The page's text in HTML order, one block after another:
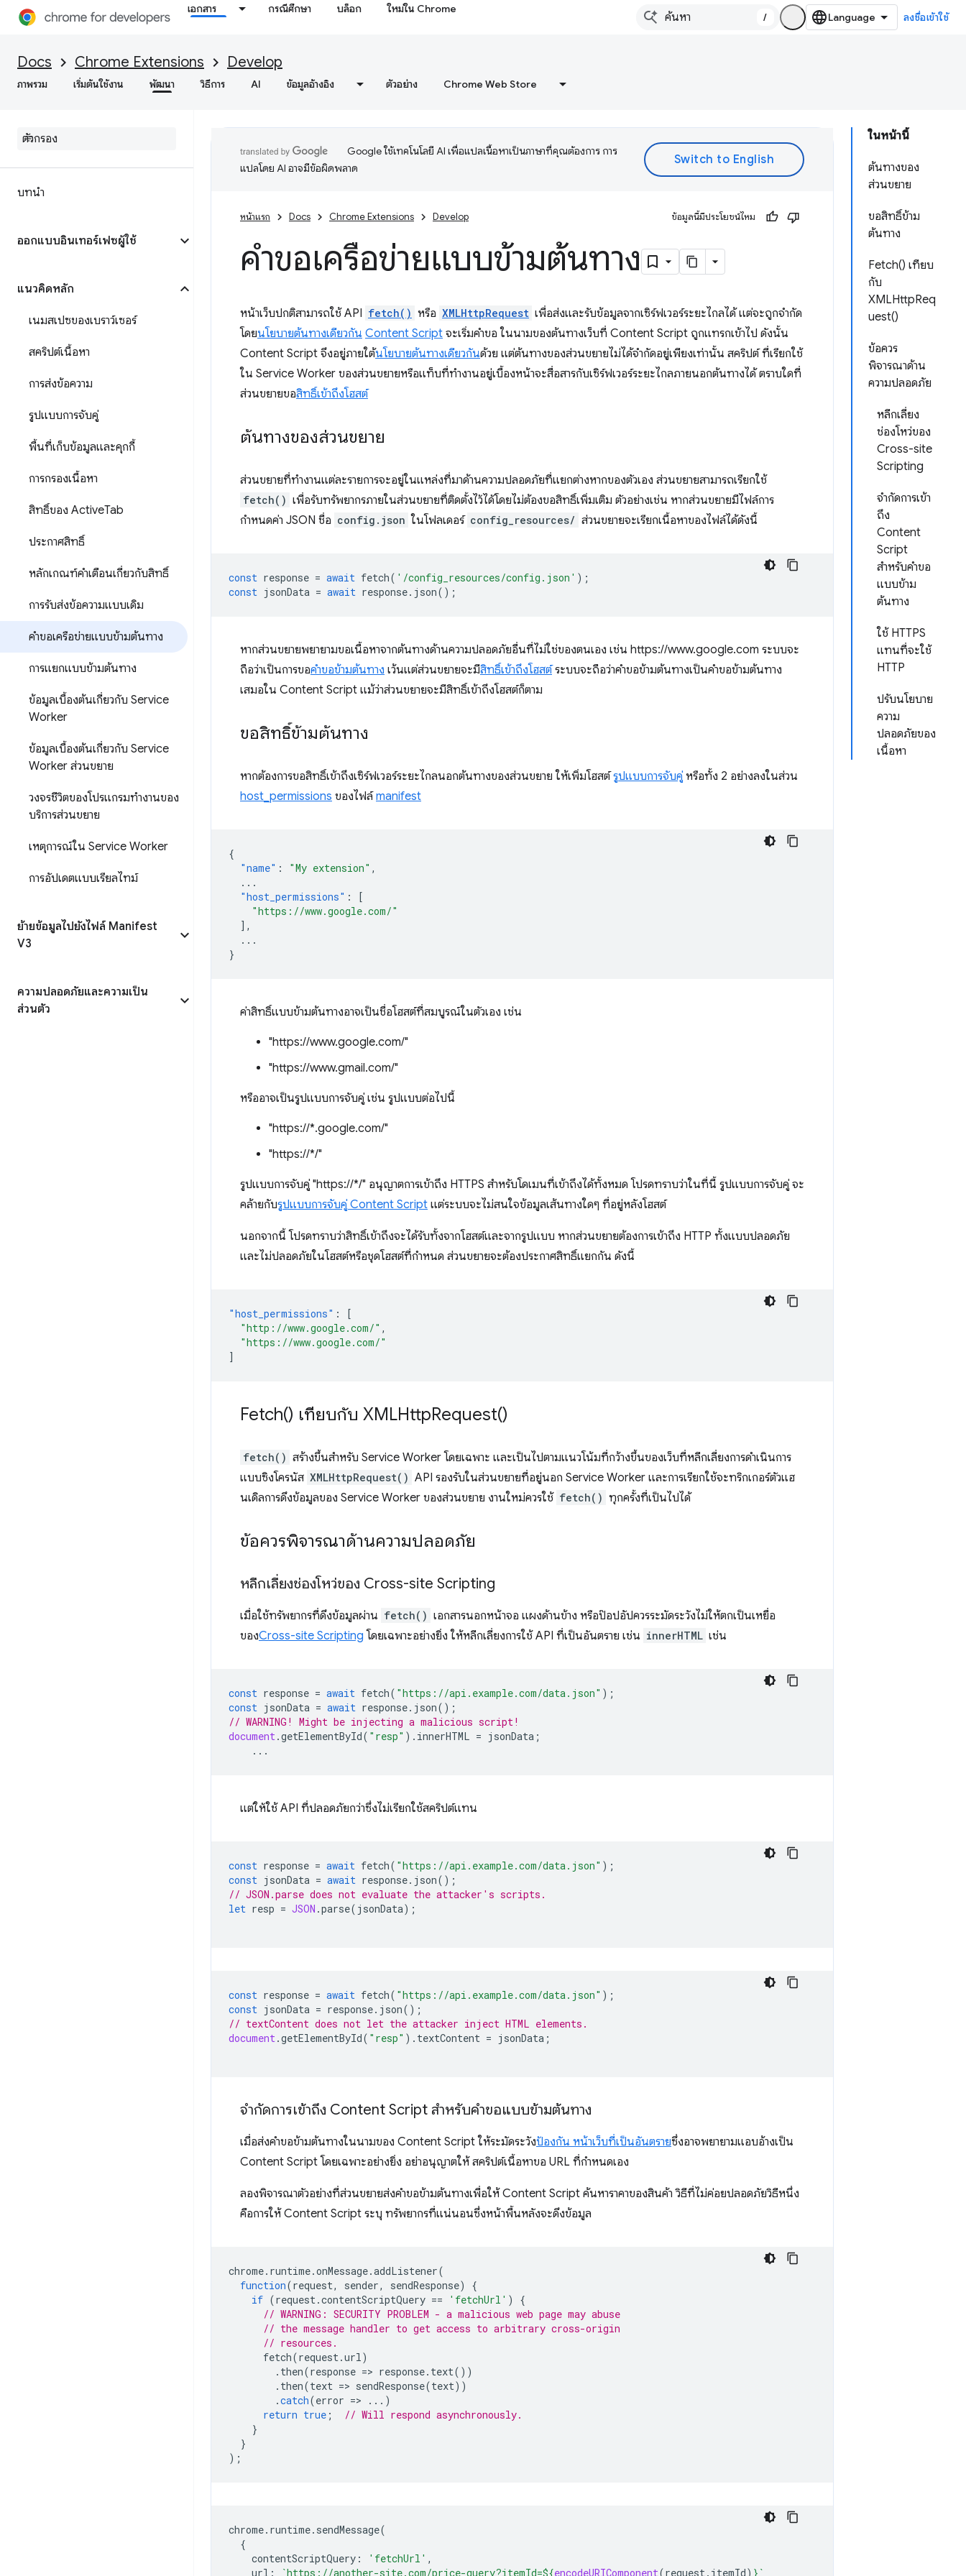
เอกสาร กรณีศึกษา บล็อก ใหม่ใน Chrome
/ ลงชื่อเข้าใช้
Docs Chrome Extensions Develop
ภาพรวม เริ่มต้นใช้งาน พัฒนา วิธีการ AI ข้อมูลอ้างอิง ตัวอย่าง Chrome Web Store
บทนำ
ออกแบบอินเทอร์เฟซผู้ใช้
แนวคิดหลัก
เนมสเปซของเบราว์เซอร์
สคริปต์เนื้อหา
การส่งข้อความ
รูปแบบการจับคู่
พื้นที่เก็บข้อมูลและคุกกี้
การกรองเนื้อหา
สิทธิ์ของ ActiveTab
ประกาศสิทธิ์
หลักเกณฑ์คำเตือนเกี่ยวกับสิทธิ์
การรับส่งข้อความแบบเดิม
คำขอเครือข่ายแบบข้ามต้นทาง
การแยกแบบข้ามต้นทาง
ข้อมูลเบื้องต้นเกี่ยวกับ Service
Worker
ข้อมูลเบื้องต้นเกี่ยวกับ Service
Worker ส่วนขยาย
วงจรชีวิตของโปรแกรมทำงานของ
บริการส่วนขยาย
เหตุการณ์ใน Service Worker
การอัปเดตแบบเรียลไทม์
ย้ายข้อมูลไปยังไฟล์ Manifest
V3
ความปลอดภัยและความเป็น
ส่วนตัว
ในหน้านี้
ต้นทางของ
ส่วนขยาย
ขอสิทธิ์ข้าม
ต้นทาง
Fetch() เทียบ
กับ
XMLHttpReq
uest()
ข้อควร
พิจารณาด้าน
ความปลอดภัย
หลีกเลี่ยง
ช่องโหว่ของ
Cross-site
Scripting
จำกัดการเข้า
ถึง
Content
Script
สำหรับคำขอ
แบบข้าม
ต้นทาง
ใช้ HTTPS
แทนที่จะใช้
HTTP
ปรับนโยบาย
ความ
ปลอดภัยของ
เนื้อหา
Google ใช้เทคโนโลยี AI เพื่อแปลเนื้อหาเป็นภาษาที่คุณต้องการ การ
แปลโดย AI อาจมีข้อผิดพลาด
หน้าแรก Docs Chrome Extensions Develop ข้อมูลนี้มีประโยชน์ไหม
คำขอเครือข่ายแบบข้ามต้นทาง
หน้าเว็บปกติสามารถใช้ API fetch() หรือ XMLHttpRequest เพื่อส่งและรับข้อมูลจากเซิร์ฟเวอร์ระยะไกลได้ แต่จะถูกจำกัด
โดยนโยบายต้นทางเดียวกัน Content Script จะเริ่มคำขอ ในนามของต้นทางเว็บที่ Content Script ถูกแทรกเข้าไป ดังนั้น
Content Script จึงอยู่ภายใต้นโยบายต้นทางเดียวกันด้วย แต่ต้นทางของส่วนขยายไม่ได้จำกัดอยู่เพียงเท่านั้น สคริปต์ ที่เรียกใช้
ใน Service Worker ของส่วนขยายหรือแท็บที่ทำงานอยู่เบื้องหน้าจะสื่อสารกับเซิร์ฟเวอร์ระยะไกลภายนอกต้นทางได้ ตราบใดที่
ส่วนขยายขอสิทธิ์เข้าถึงโฮสต์
ต้นทางของส่วนขยาย
ส่วนขยายที่ทำงานแต่ละรายการจะอยู่ในแหล่งที่มาด้านความปลอดภัยที่แยกต่างหากของตัวเอง ส่วนขยายสามารถเรียกใช้
fetch() เพื่อรับทรัพยากรภายในส่วนขยายที่ติดตั้งไว้ได้โดยไม่ต้องขอสิทธิ์เพิ่มเติม ตัวอย่างเช่น หากส่วนขยายมีไฟล์การ
กำหนดค่า JSON ชื่อ config.json ในโฟลเดอร์ config_resources/ ส่วนขยายจะเรียกเนื้อหาของไฟล์ได้ดังนี้
const response = await fetch( '/config_resources/config.json' );
const jsonData = await response. json();
หากส่วนขยายพยายามขอเนื้อหาจากต้นทางด้านความปลอดภัยอื่นที่ไม่ใช่ของตนเอง เช่น https://www.google.com ระบบจะ
ถือว่าเป็นการขอคำขอข้ามต้นทาง เว้นแต่ส่วนขยายจะมีสิทธิ์เข้าถึงโฮสต์ระบบจะถือว่าคำขอข้ามต้นทางเป็นคำขอข้ามต้นทาง
เสมอใน Content Script แม้ว่าส่วนขยายจะมีสิทธิ์เข้าถึงโฮสต์ก็ตาม
ขอสิทธิ์ข้ามต้นทาง
หากต้องการขอสิทธิ์เข้าถึงเซิร์ฟเวอร์ระยะไกลนอกต้นทางของส่วนขยาย ให้เพิ่มโฮสต์รูปแบบการจับคู่ หรือทั้ง 2 อย่างลงในส่วน
host_permissions ของไฟล์manifest
{
"name" : "My extension" ,
...
"host_permissions" :
[
"https://www.google.com/"
],
...
}
ค่าสิทธิ์แบบข้ามต้นทางอาจเป็นชื่อโฮสต์ที่สมบูรณ์ในตัวเอง เช่น
"https://www.google.com/"
"https://www.gmail.com/"
หรืออาจเป็นรูปแบบการจับคู่ เช่น รูปแบบต่อไปนี้
"https://*.google.com/"
"https://*/"
รูปแบบการจับคู่ "https://*/" อนุญาตการเข้าถึง HTTPS สำหรับโดเมนที่เข้าถึงได้ทั้งหมด โปรดทราบว่าในที่นี้ รูปแบบการจับคู่ จะ
คล้ายกับรูปแบบการจับคู่ Content Script แต่ระบบจะไม่สนใจข้อมูลเส้นทางใดๆ ที่อยู่หลังโฮสต์
นอกจากนี้ โปรดทราบว่าสิทธิ์เข้าถึงจะได้รับทั้งจากโฮสต์และจากรูปแบบ หากส่วนขยายต้องการเข้าถึง HTTP ทั้งแบบปลอดภัย
และไม่ปลอดภัยในโฮสต์หรือชุดโฮสต์ที่กำหนด ส่วนขยายจะต้องประกาศสิทธิ์แยกกัน ดังนี้
"host_permissions" :
[
"http://www.google.com/" ,
"https://www.google.com/"
]
Fetch() เทียบกับ XMLHttpRequest()
fetch() สร้างขึ้นสำหรับ Service Worker โดยเฉพาะ และเป็นไปตามแนวโน้มที่กว้างขึ้นของเว็บที่หลีกเลี่ยงการดำเนินการ
แบบซิงโครนัส XMLHttpRequest() API รองรับในส่วนขยายที่อยู่นอก Service Worker และการเรียกใช้จะทริกเกอร์ตัวแฮ
นเดิลการดึงข้อมูลของ Service Worker ของส่วนขยาย งานใหม่ควรใช้ fetch() ทุกครั้งที่เป็นไปได้
ข้อควรพิจารณาด้านความปลอดภัย
หลีกเลี่ยงช่องโหว่ของ Cross-site Scripting
เมื่อใช้ทรัพยากรที่ดึงข้อมูลผ่าน fetch() เอกสารนอกหน้าจอ แผงด้านข้าง หรือป๊อปอัปควรระมัดระวังไม่ให้ตกเป็นเหยื่อ
ของCross-site Scripting โดยเฉพาะอย่างยิ่ง ให้หลีกเลี่ยงการใช้ API ที่เป็นอันตราย เช่น innerHTML เช่น
const response = await fetch( "https://api.example.com/data.json" );
const jsonData = await response. json();
// WARNING! Might be injecting a malicious script!
document.getElementById( "resp" ). innerHTML = jsonData ;
...
แต่ให้ใช้ API ที่ปลอดภัยกว่าซึ่งไม่เรียกใช้สคริปต์แทน
const response = await fetch( "https://api.example.com/data.json" );
const jsonData = await response. json();
// JSON.parse does not evaluate the attacker's scripts.
let resp = JSON .parse( jsonData);
const response = await fetch( "https://api.example.com/data.json" );
const jsonData = response. json();
// textContent does not let the attacker inject HTML elements.
document.getElementById( "resp" ). textContent = jsonData ;
จำกัดการเข้าถึง Content Script สำหรับคำขอแบบข้ามต้นทาง
เมื่อส่งคำขอข้ามต้นทางในนามของ Content Script ให้ระมัดระวังป้องกัน หน้าเว็บที่เป็นอันตรายซึ่งอาจพยายามแอบอ้างเป็น
Content Script โดยเฉพาะอย่างยิ่ง อย่าอนุญาตให้ สคริปต์เนื้อหาขอ URL ที่กำหนดเอง
ลองพิจารณาตัวอย่างที่ส่วนขยายส่งคำขอข้ามต้นทางเพื่อให้ Content Script ค้นหาราคาของสินค้า วิธีที่ไม่ค่อยปลอดภัยวิธีหนึ่ง
คือการให้ Content Script ระบุ ทรัพยากรที่แน่นอนซึ่งหน้าพื้นหลังจะดึงข้อมูล
chrome. runtime.onMessage.addListener(
function(request, sender, sendResponse)
{
if (request.contentScriptQuery == 'fetchUrl' )
{
// WARNING: SECURITY PROBLEM - a malicious web page may abuse
// the message handler to get access to arbitrary cross-origin
// resources.
fetch(request.url)
. then(response => response. text())
. then(text => sendResponse(text))
.catch(error =>
...)
return true ;
// Will respond asynchronously.
}
}
);
chrome. runtime. sendMessage(
{
contentScriptQuery : 'fetchUrl' ,
url : `https://another-site.com/price-query?itemId=${encodeURIComponent(request . itemId) } `